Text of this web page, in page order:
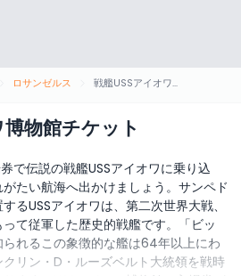
ロサンゼルス 戦艦USSアイオワ博物館チケット
物館チケット
で伝説の戦艦USSアイオワに乗り込
たい航海へ出かけましょう。サンペド
るUSSアイオワは、第二次世界大戦、
て従軍した歴史的戦艦です。「ビッ
れるこの象徴的な艦は64年以上にわ
リン・D・ルーズベルト大統領を戦時